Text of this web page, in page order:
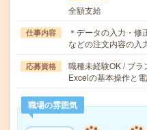
全額支給
仕事内容
＊データの入力・修
などの注文内容の入
応募資格
職種未経験OK / ブ
Excelの基本操作と
職場の雰囲気